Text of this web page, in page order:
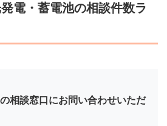
発電・蓄電池の相談件数ラ
相談窓口にお問い合わせいただ